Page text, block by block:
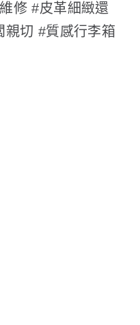
修 #皮革細緻還
親切 #質感行李箱